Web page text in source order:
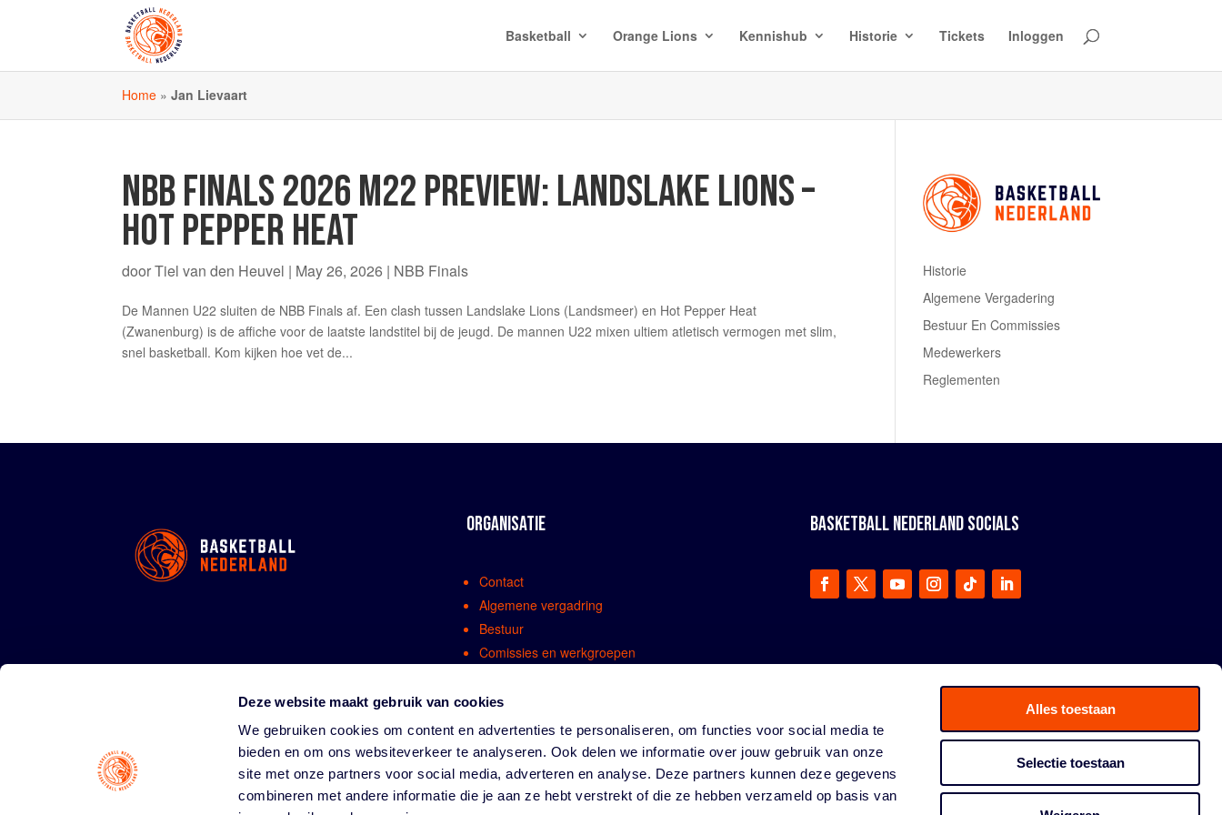
Deze website maakt gebruik van cookies
We gebruiken cookies om content en advertenties te personaliseren, om functies voor social media te
bieden en om ons websiteverkeer te analyseren. Ook delen we informatie over jouw gebruik van onze
site met onze partners voor social media, adverteren en analyse. Deze partners kunnen deze gegevens
combineren met andere informatie die je aan ze hebt verstrekt of die ze hebben verzameld op basis van
Alles toestaan
Selectie toestaan
Basketball Orange Lions Kennishub Historie Tickets Inloggen
Home »Jan Lievaart
NBB FINALS 2026 M22 PREVIEW: LANDSLAKE LIONS –
HOT PEPPER HEAT
doorTiel van den Heuvel | May 26, 2026 | NBB Finals
De Mannen U22 sluiten de NBB Finals af. Een clash tussen Landslake Lions (Landsmeer) en Hot Pepper Heat
(Zwanenburg) is de affiche voor de laatste landstitel bij de jeugd. De mannen U22 mixen ultiem atletisch vermogen met slim,
snel basketball. Kom kijken hoe vet de...
Historie
Algemene Vergadering
Bestuur En Commissies
Medewerkers
Reglementen
ORGANISATIE
Contact
Algemene vergadring
Bestuur
Comissies en werkgroepen
Bondsreglementen
Klachtenregeling
Partners
Vacatures
Privacy
BASKETBALL NEDERLAND SOCIALS